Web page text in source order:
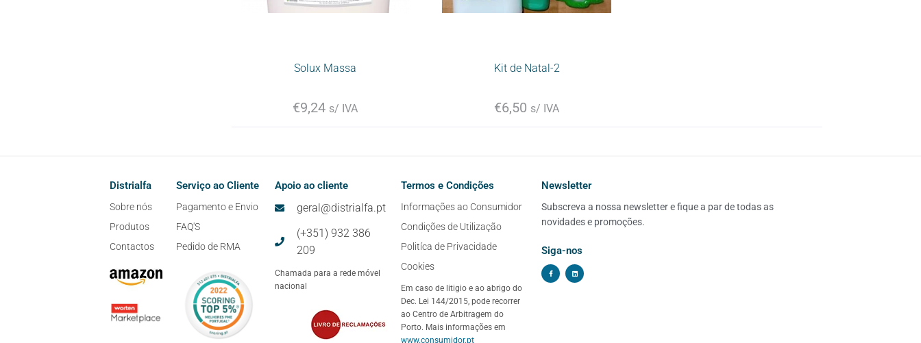
Solux Massa
€9,24 s/ IVA
Kit de Natal-2
€6,50 s/ IVA
Distrialfa
Sobre nós
Produtos
Contactos
Serviço ao Cliente
Pagamento e Envio
FAQ'S
Pedido de RMA
Apoio ao cliente
geral@distrialfa.pt
(+351) 932 386
209
Chamada para a rede móvel
nacional
Termos e Condições
Informações ao Consumidor
Condições de Utilização
Politíca de Privacidade
Cookies
Em caso de litigio e ao abrigo do
Dec. Lei 144/2015, pode recorrer
ao Centro de Arbitragem do
Porto. Mais informações em
www.consumidor.pt
Newsletter
Subscreva a nossa newsletter e fique a par de todas as
novidades e promoções.
Siga-nos